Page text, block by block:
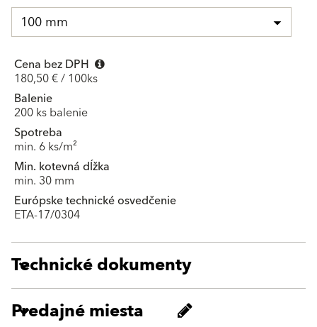
100 mm
Cena bez DPH
180,50 € / 100ks
Balenie
200 ks balenie
Spotreba
min. 6 ks/m²
Min. kotevná dĺžka
min. 30 mm
Európske technické osvedčenie
ETA-17/0304
Technické dokumenty
Predajné miesta